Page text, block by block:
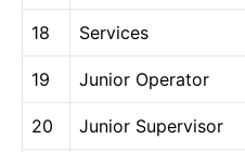
18 Services
19 Junior Operator
20 Junior Supervisor